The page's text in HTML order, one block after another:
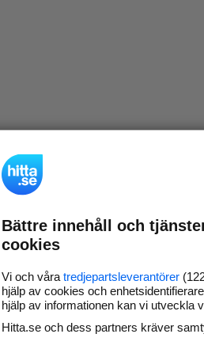
Bättre innehåll och
cookies
Vi och våra tredjepartsleverantörer
hjälp av cookies och
hjälp av informationen kan vi utveckla
Hitta.se och dess partners kräver